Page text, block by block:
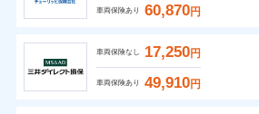
車両保険あり 60,870円
車両保険なし 17,250円
車両保険あり 49,910円